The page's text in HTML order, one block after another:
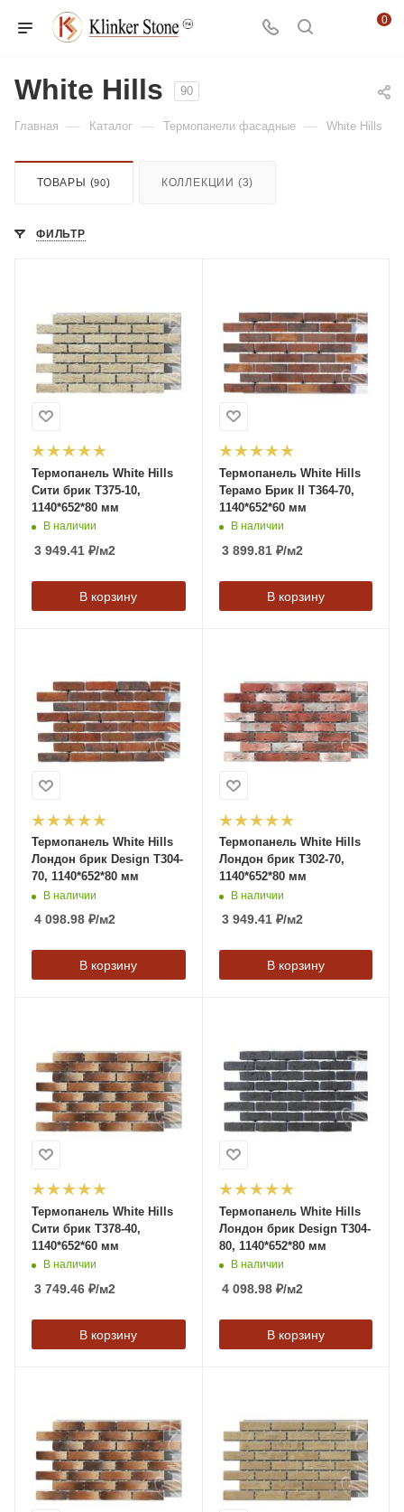
0
White Hills 90
Главная — Каталог — Термопанели фасадные — White Hills
ТОВАРЫ (90) КОЛЛЕКЦИИ (3)
ФИЛЬТР
Термопанель White Hills
Сити брик T375-10,
1140*652*80 мм
В наличии
3 949.41 ₽/м2
В корзину
Термопанель White Hills
Терамо Брик II Т364-70,
1140*652*60 мм
В наличии
3 899.81₽/м2
В корзину
Термопанель White Hills
Лондон брик Design T304-
70, 1140*652*80 мм
В наличии
4 098.98 ₽/м2
В корзину
Термопанель White Hills
Лондон брик T302-70,
1140*652*80 мм
В наличии
3 949.41₽/м2
В корзину
Термопанель White Hills
Сити брик T378-40,
1140*652*60 мм
В наличии
3 749.46 ₽/м2
В корзину
Термопанель White Hills
Лондон брик Design T304-
80, 1140*652*80 мм
В наличии
4 098.98₽/м2
В корзину